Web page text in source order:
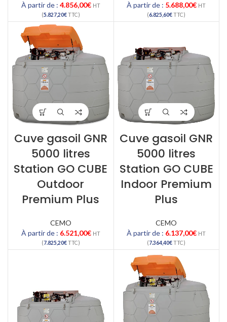
À partir de : 4.856,00€ HT
(5.827,20€TTC)
À partir de : 5.688,00€ HT
(6.825,60€TTC)
Cuve gasoil GNR
5000 litres
Station GO CUBE
Outdoor
Premium Plus
CEMO
À partir de : 6.521,00€ HT
(7.825,20€TTC)
Cuve gasoil GNR
5000 litres
Station GO CUBE
Indoor Premium
Plus
CEMO
À partir de : 6.137,00€ HT
(7.364,40€TTC)